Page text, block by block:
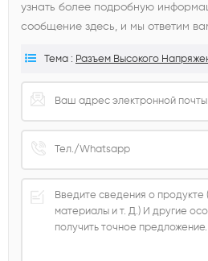
узнать более подробную
сообщение здесь, и мы ответим
Тема : Разъем Высокого